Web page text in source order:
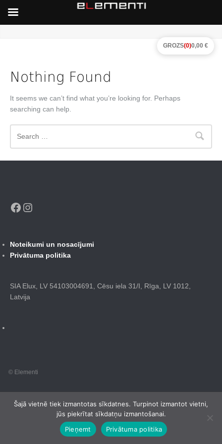
Nothing Found
It seems we can’t find what you’re looking for. Perhaps
searching can help.
Facebook
Noteikumi un nosacījumi
Privātuma politika
SIA Elux, LV 54103004691, Cēsu iela 31/I, Rīga, LV 1012,
Latvija
© Elementi
Šajā vietnē tiek izmantotas sīkdatnes. Turpinot izmantot vietni,
jūs piekrītat sīkdatņu izmantošanai.
Pieņemt
Privātuma politika
GROZS(0)0,00 €